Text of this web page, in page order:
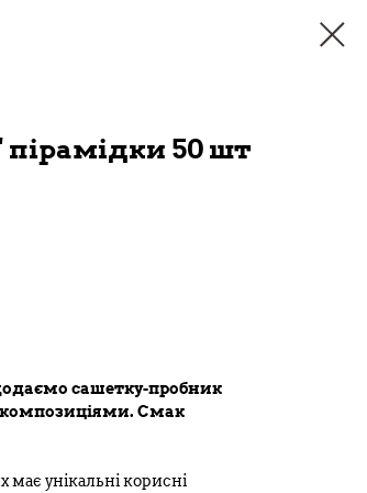
50 шт
сашетку-пробник
Смак
унікальні корисні